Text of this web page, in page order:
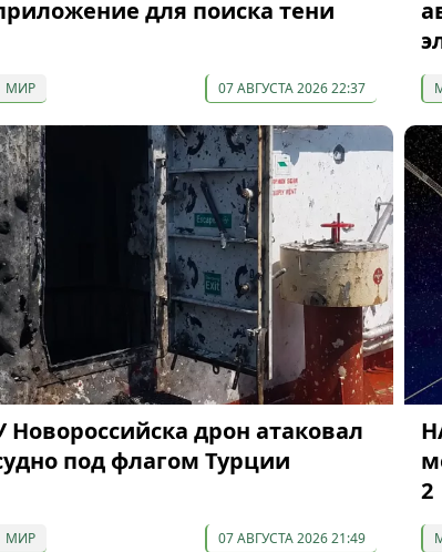
для поиска тени
МИР 07 АВГУСТА 2026 22:37
Новороссийска дрон атаковал
под флагом Турции
МИР 07 АВГУСТА 2026 21:49
2